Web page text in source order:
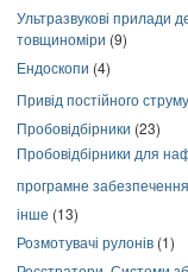
Ультразвукові прилади
товщиноміри (9)
Ендоскопи (4)
Привід постійного струму
Пробовідбірники (23)
Пробовідбірники для
програмне забезпечення
інше (13)
Розмотувачі рулонів (1)